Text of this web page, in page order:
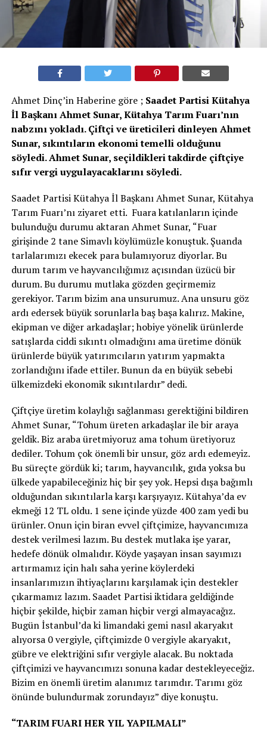
Ahmet Dinç’in Haberine göre ; Saadet Partisi Kütahya
İl Başkanı Ahmet Sunar, Kütahya Tarım Fuarı’nın
nabzını yokladı. Çiftçi ve üreticileri dinleyen Ahmet
Sunar, sıkıntıların ekonomi temelli olduğunu
söyledi. Ahmet Sunar, seçildikleri takdirde çiftçiye
sıfır vergi uygulayacaklarını söyledi.
Saadet Partisi Kütahya İl Başkanı Ahmet Sunar, Kütahya
Tarım Fuarı’nı ziyaret etti. Fuara katılanların içinde
bulunduğu durumu aktaran Ahmet Sunar, “Fuar
girişinde 2 tane Simavlı köylümüzle konuştuk. Şuanda
tarlalarımızı ekecek para bulamıyoruz diyorlar. Bu
durum tarım ve hayvancılığımız açısından üzücü bir
durum. Bu durumu mutlaka gözden geçirmemiz
gerekiyor. Tarım bizim ana unsurumuz. Ana unsuru göz
ardı edersek büyük sorunlarla baş başa kalırız. Makine,
ekipman ve diğer arkadaşlar; hobiye yönelik ürünlerde
satışlarda ciddi sıkıntı olmadığını ama üretime dönük
ürünlerde büyük yatırımcıların yatırım yapmakta
zorlandığını ifade ettiler. Bunun da en büyük sebebi
ülkemizdeki ekonomik sıkıntılardır” dedi.
Çiftçiye üretim kolaylığı sağlanması gerektiğini bildiren
Ahmet Sunar, “Tohum üreten arkadaşlar ile bir araya
geldik. Biz araba üretmiyoruz ama tohum üretiyoruz
dediler. Tohum çok önemli bir unsur, göz ardı edemeyiz.
Bu süreçte gördük ki; tarım, hayvancılık, gıda yoksa bu
ülkede yapabileceğiniz hiç bir şey yok. Hepsi dışa bağımlı
olduğundan sıkıntılarla karşı karşıyayız. Kütahya’da ev
ekmeği 12 TL oldu. 1 sene içinde yüzde 400 zam yedi bu
ürünler. Onun için biran evvel çiftçimize, hayvancımıza
destek verilmesi lazım. Bu destek mutlaka işe yarar,
hedefe dönük olmalıdır. Köyde yaşayan insan sayımızı
artırmamız için halı saha yerine köylerdeki
insanlarımızın ihtiyaçlarını karşılamak için destekler
çıkarmamız lazım. Saadet Partisi iktidara geldiğinde
hiçbir şekilde, hiçbir zaman hiçbir vergi almayacağız.
Bugün İstanbul’da ki limandaki gemi nasıl akaryakıt
alıyorsa 0 vergiyle, çiftçimizde 0 vergiyle akaryakıt,
gübre ve elektriğini sıfır vergiyle alacak. Bu noktada
çiftçimizi ve hayvancımızı sonuna kadar destekleyeceğiz.
Bizim en önemli üretim alanımız tarımdır. Tarımı göz
önünde bulundurmak zorundayız” diye konuştu.
“TARIM FUARI HER YIL YAPILMALI”